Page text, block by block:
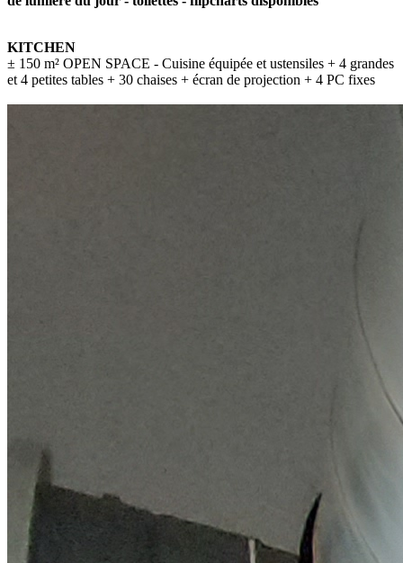
KITCHEN
± 150 m² OPEN SPACE - Cuisine équipée et ustensiles + 4 grandes
et 4 petites tables + 30 chaises + écran de projection + 4 PC fixes